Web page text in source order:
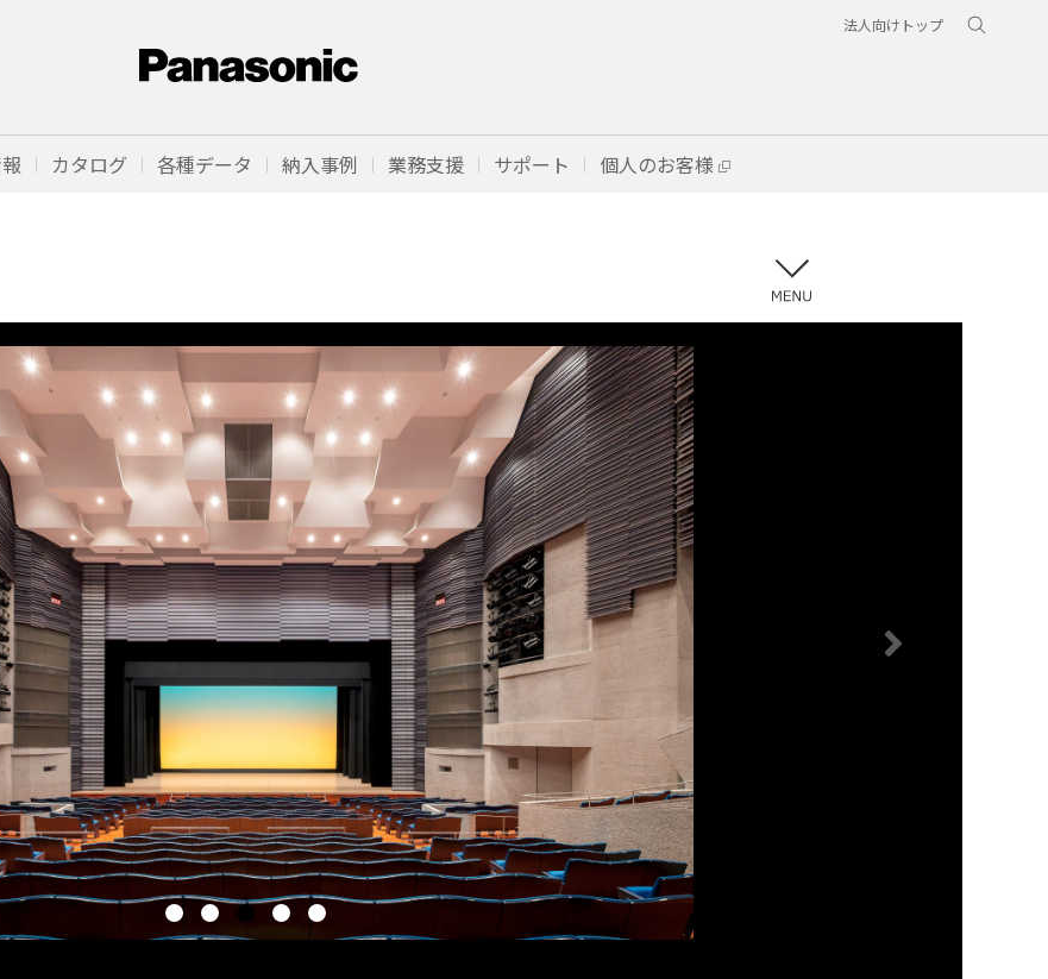
法人向けトップ
カタログ 各種データ 納入事例 業務支援 サポート 個人のお客様